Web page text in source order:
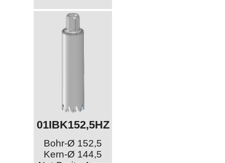
01IBK152,5HZ
Bohr-Ø 152,5
Kern-Ø 144,5